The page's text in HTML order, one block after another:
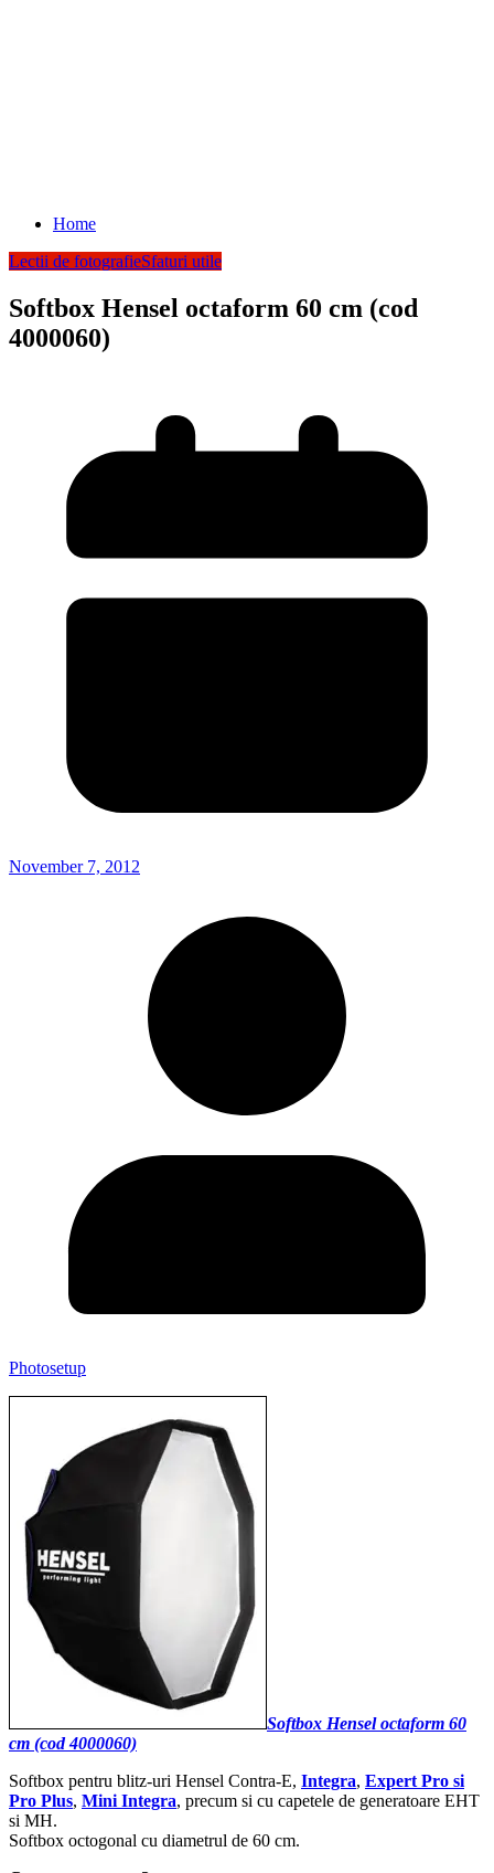
Home
Lectii de fotografieSfaturi utile
Softbox Hensel octaform 60 cm (cod
4000060)
November 7, 2012
Photosetup
Softbox Hensel octaform 60
cm (cod 4000060)
Softbox pentru blitz-uri Hensel Contra-E, Integra, Expert Pro si
Pro Plus, Mini Integra, precum si cu capetele de generatoare EHT
si MH.
Softbox octogonal cu diametrul de 60 cm.